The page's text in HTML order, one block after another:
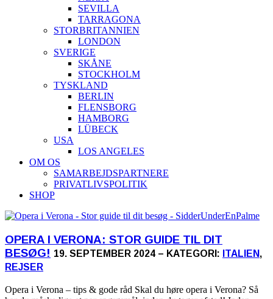
SEVILLA
TARRAGONA
STORBRITANNIEN
LONDON
SVERIGE
SKÅNE
STOCKHOLM
TYSKLAND
BERLIN
FLENSBORG
HAMBORG
LÜBECK
USA
LOS ANGELES
OM OS
SAMARBEJDSPARTNERE
PRIVATLIVSPOLITIK
SHOP
OPERA I VERONA: STOR GUIDE TIL DIT
BESØG! 19. SEPTEMBER 2024 – KATEGORI: ITALIEN,
REJSER
Opera i Verona – tips & gode råd Skal du høre opera i Verona? Så